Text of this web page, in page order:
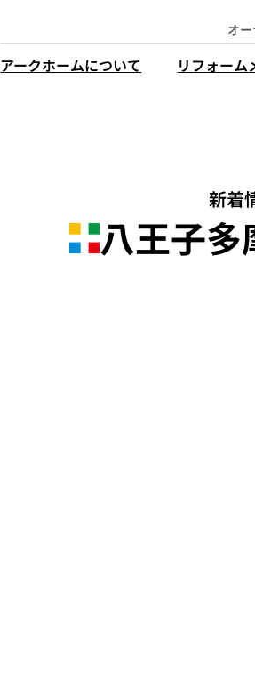
オ
アークホームについて リフォーム
新着
八王子多